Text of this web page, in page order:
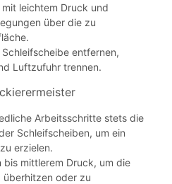
leichtem Druck und
über die zu
entfernen,
Luftzufuhr trennen.
Arbeitsschritte stets die
Schleifscheiben, um ein
erzielen.
bis mittlerem Druck, um die
oder zu